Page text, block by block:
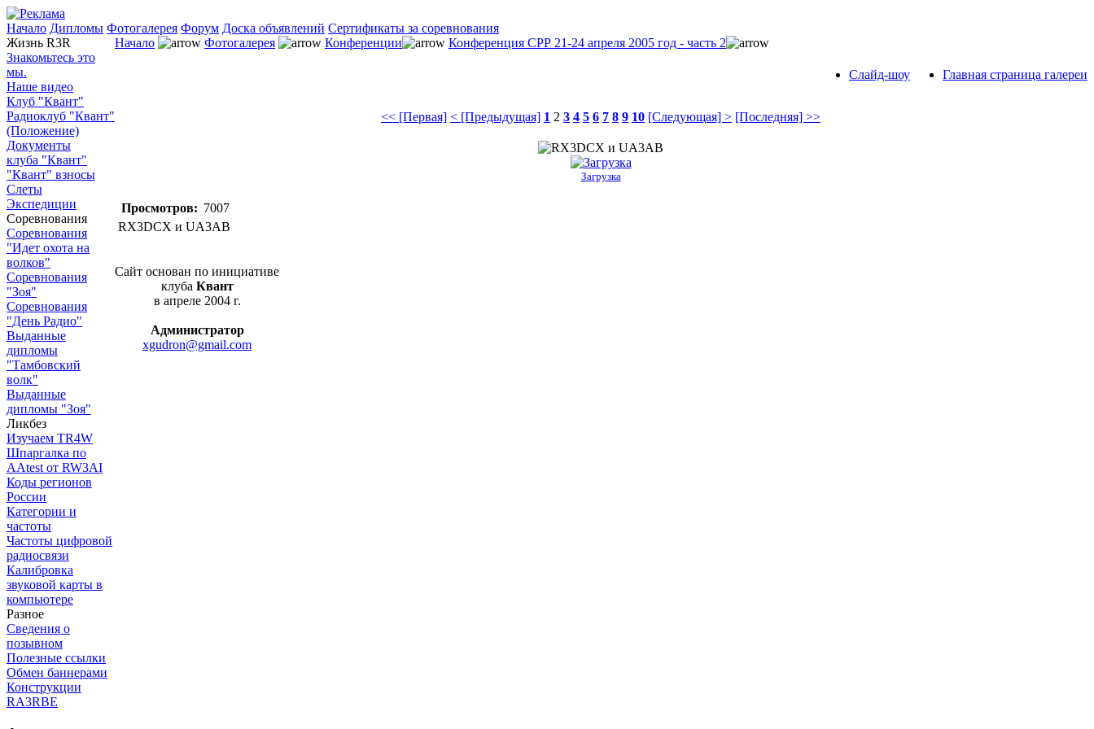
Начало Дипломы Фотогалерея Форум Доска объявлений Сертификаты за соревнования
Жизнь R3R
Знакомьтесь это
мы.
Наше видео
Клуб "Квант"
Радиоклуб "Квант"
(Положение)
Документы
клуба "Квант"
"Квант" взносы
Слеты
Экспедиции
Соревнования
Соревнования
"Идет охота на
волков"
Соревнования
"Зоя"
Соревнования
"День Радио"
Выданные
дипломы
"Тамбовский
волк"
Выданные
дипломы "Зоя"
Ликбез
Изучаем TR4W
Шпаргалка по
AAtest от RW3AI
Коды регионов
России
Категории и
частоты
Частоты цифровой
радиосвязи
Калибровка
звуковой карты в
компьютере
Разное
Сведения о
позывном
Полезные ссылки
Обмен баннерами
Конструкции
RA3RBE
Начало Фотогалерея Конференции Конференция СРР 21-24 апреля 2005 год - часть 2
Главная страница галереи
Слайд-шоу
<< [Первая] < [Предыдущая] 1 2 3 4 5 6 7 8 9 10 [Следующая] > [Последняя] >>
Загрузка
Просмотров: 7007
RX3DCX и UA3AB
Сайт основан по инициативе
клуба Квант
в апреле 2004 г.
Администратор
xgudron@gmail.com